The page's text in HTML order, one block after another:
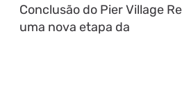
Conclusão do Pier Village
uma nova etapa da